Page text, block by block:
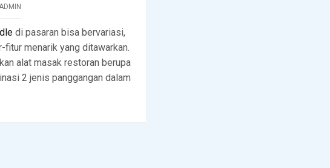
di pasaran bisa bervariasi,
menarik yang ditawarkan.
alat masak restoran berupa
2 jenis panggangan dalam